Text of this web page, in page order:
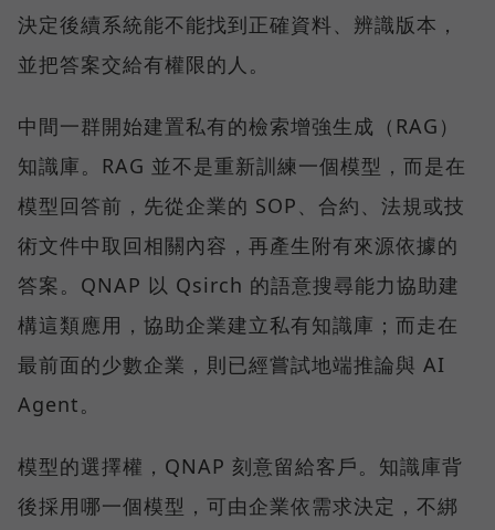
決定後續系統能不能找到正確資料、辨識版本，
並把答案交給有權限的人。
中間一群開始建置私有的檢索增強生成（RAG）
知識庫。RAG 並不是重新訓練一個模型，而是在
模型回答前，先從企業的 SOP、合約、法規或技
術文件中取回相關內容，再產生附有來源依據的
答案。QNAP 以 Qsirch 的語意搜尋能力協助建
構這類應用，協助企業建立私有知識庫；而走在
最前面的少數企業，則已經嘗試地端推論與 AI
Agent。
模型的選擇權，QNAP 刻意留給客戶。知識庫背
後採用哪一個模型，可由企業依需求決定，不綁